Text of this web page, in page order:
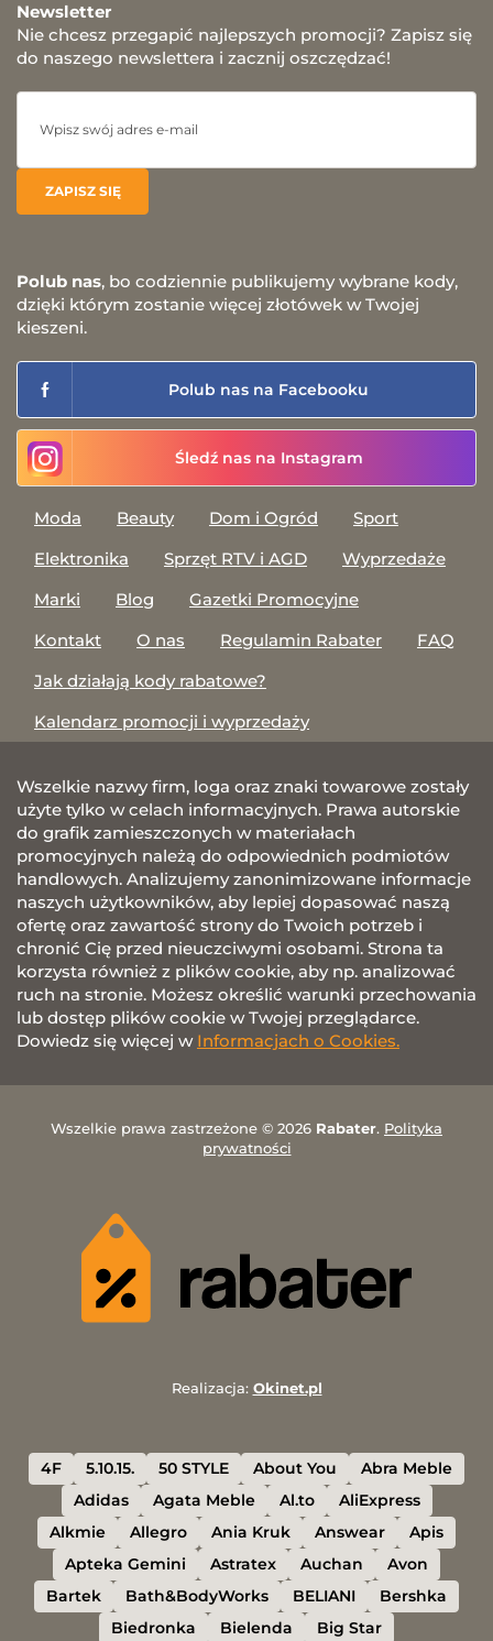
Newsletter
Nie chcesz przegapić najlepszych promocji? Zapisz się
do naszego newslettera i zacznij oszczędzać!
Polub nas, bo codziennie publikujemy wybrane kody,
dzięki którym zostanie więcej złotówek w Twojej
kieszeni.
Polub nas na Facebooku
Śledź nas na Instagram
Moda Beauty Dom i Ogród
Sport
Elektronika
Sprzęt RTV i AGD
Wyprzedaże
Marki
Blog
Gazetki Promocyjne
Kontakt
O nas Regulamin Rabater
FAQ
Jak działają kody rabatowe?
Kalendarz promocji i wyprzedaży
Wszelkie nazwy firm, loga oraz znaki towarowe zostały
użyte tylko w celach informacyjnych. Prawa autorskie
do grafik zamieszczonych w materiałach
promocyjnych należą do odpowiednich podmiotów
handlowych. Analizujemy zanonimizowane informacje
naszych użytkowników, aby lepiej dopasować naszą
ofertę oraz zawartość strony do Twoich potrzeb i
chronić Cię przed nieuczciwymi osobami. Strona ta
korzysta również z plików cookie, aby np. analizować
ruch na stronie. Możesz określić warunki przechowania
lub dostęp plików cookie w Twojej przeglądarce.
Dowiedz się więcej w Informacjach o Cookies.
Wszelkie prawa zastrzeżone © 2026 Rabater. Polityka
prywatności
Realizacja: Okinet.pl
4F 5.10.15. 50 STYLE About You
Abra Meble
Adidas
Agata Meble Al.to
AliExpress
Alkmie
Allegro Ania Kruk Answear
Apis
Apteka Gemini
Astratex Auchan
Avon
Bartek
Bath&BodyWorks BELIANI
Bershka
Biedronka
Bielenda Big Star